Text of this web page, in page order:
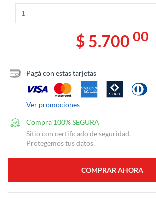
$ 5.700 00
Pagá con estas tarjetas
Ver promociones
Compra 100% SEGURA
Sitio con certificado de seguridad.
Protegemos tus datos.
COMPRAR AHORA